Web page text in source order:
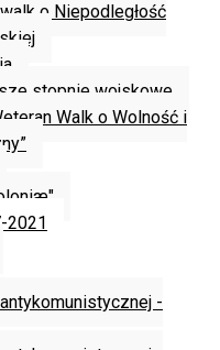
o Niepodległość
stopnie wojskowe
Walk o Wolność i
2021
-